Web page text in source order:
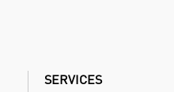
SERVICES